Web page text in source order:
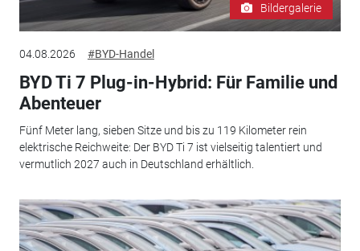
Bildergalerie
04.08.2026 #BYD-Handel
BYD Ti 7 Plug-in-Hybrid: Für Familie und
Abenteuer
Fünf Meter lang, sieben Sitze und bis zu 119 Kilometer rein
elektrische Reichweite: Der BYD Ti 7 ist vielseitig talentiert und
vermutlich 2027 auch in Deutschland erhältlich.